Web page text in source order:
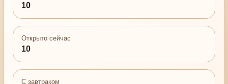
10
Открыто сейчас
10
С завтраком